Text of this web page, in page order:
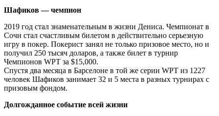
Шафиков — чемпион
2019 год стал знаменательным в жизни Дениса. Чемпионат в
Сочи стал счастливым билетом в действительно серьезную
игру в покер. Покерист занял не только призовое место, но и
получил 250 тысяч доларов, а также билет в турнир
Чемпионов WPT за $15,000.
Спустя два месяца в Барселоне в той же серии WPT из 1227
человек Шафиков занимает 32 и 5 места в разных турнирах с
призовым фондом.
Долгожданное событие всей жизни